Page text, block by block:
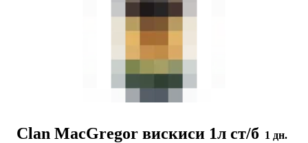
Clan MacGregor вискиси 1л ст/б 1 дн.